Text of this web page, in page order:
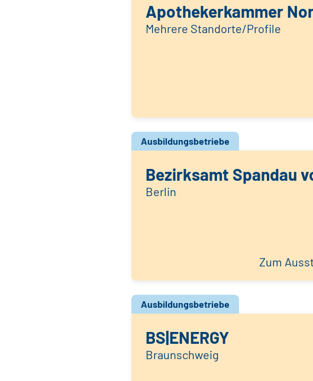
Apothekerkammer
Mehrere Standorte/Profile
Ausbildungsbetriebe
Bezirksamt Spandau
Berlin
Zum
Ausbildungsbetriebe
BS|ENERGY
Braunschweig